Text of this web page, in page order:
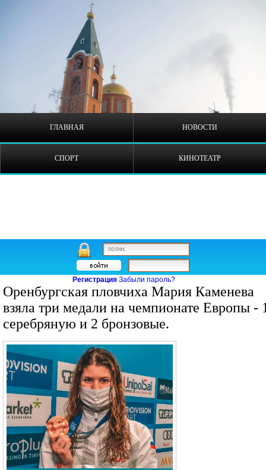
Регистрация Забыли пароль?
ГЛАВНАЯ НОВОСТИ
СПОРТ КИНОТЕАТР
Оренбургская пловчиха Мария Каменева
взяла три медали на чемпионате Европы -
серебряную и 2 бронзовые.